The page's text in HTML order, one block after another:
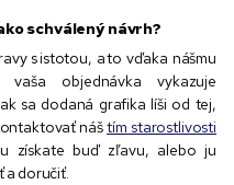
schválený návrh?
s istotou, a to vďaka nášmu
objednávka vykazuje
sa dodaná grafika líši od tej,
náštím starostlivosti
získate buď zľavu, alebo ju
a doručiť.